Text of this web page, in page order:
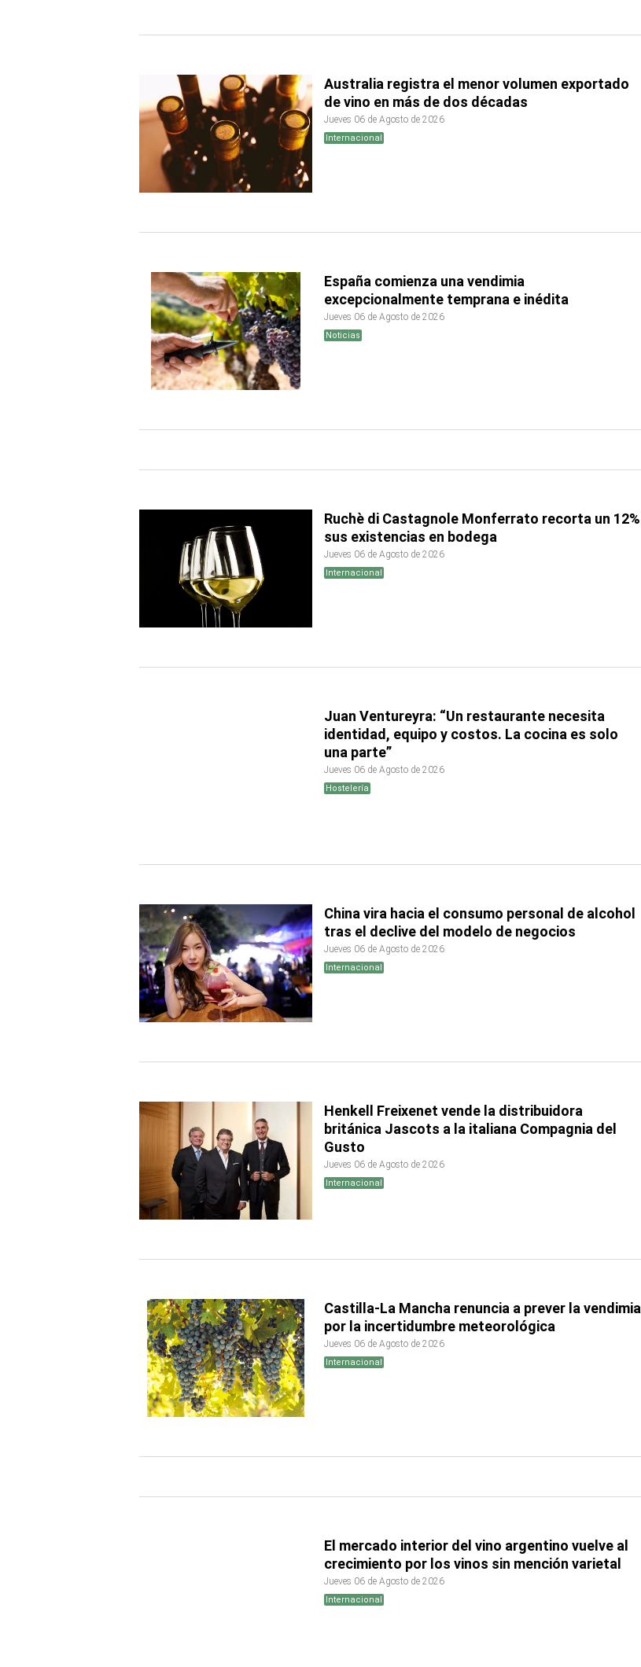
Australia registra el menor volumen exportado
de vino en más de dos décadas
Jueves 06 de Agosto de 2026
Internacional
España comienza una vendimia
excepcionalmente temprana e inédita
Jueves 06 de Agosto de 2026
Noticias
Ruchè di Castagnole Monferrato recorta un 12%
sus existencias en bodega
Jueves 06 de Agosto de 2026
Internacional
Juan Ventureyra: “Un restaurante necesita
identidad, equipo y costos. La cocina es solo
una parte”
Jueves 06 de Agosto de 2026
Hostelería
China vira hacia el consumo personal de alcohol
tras el declive del modelo de negocios
Jueves 06 de Agosto de 2026
Internacional
Henkell Freixenet vende la distribuidora
británica Jascots a la italiana Compagnia del
Gusto
Jueves 06 de Agosto de 2026
Internacional
Castilla-La Mancha renuncia a prever la vendimia
por la incertidumbre meteorológica
Jueves 06 de Agosto de 2026
Internacional
El mercado interior del vino argentino vuelve al
crecimiento por los vinos sin mención varietal
Jueves 06 de Agosto de 2026
Internacional